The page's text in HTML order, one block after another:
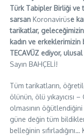
Türk Tabipler Birliği ve
sarsan Koronavirüse
tarikatlar, geleceğimizin
kadın ve
TECAVÜZ ediyor,
Sayın BAHÇELİ!
Tüm tarikatların,
ölünün, ölü yıkayıcısı
olmasının
güne değin tüm
belleğinin